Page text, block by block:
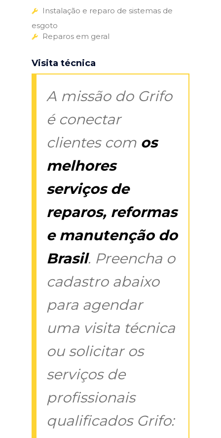
Instalação e reparo de sistemas de
esgoto
Reparos em geral
Visita técnica
A missão do Grifo
é conectar
clientes com os
melhores
serviços de
reparos, reformas
e manutenção do
Brasil. Preencha o
cadastro abaixo
para agendar
uma visita técnica
ou solicitar os
serviços de
profissionais
qualificados Grifo: